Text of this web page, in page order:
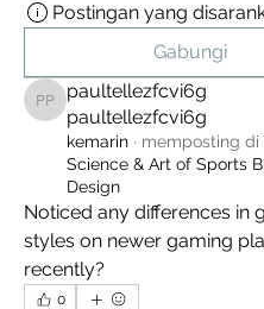
Postingan yang
Gabungi
paultellezfcvi6g paultellezfcvi6g
paultellezfcvi6g
paultellezfcvi6g
kemarin · memposting di
Science & Art of Sports
Design
Noticed any differences in
styles on newer gaming
recently?
0